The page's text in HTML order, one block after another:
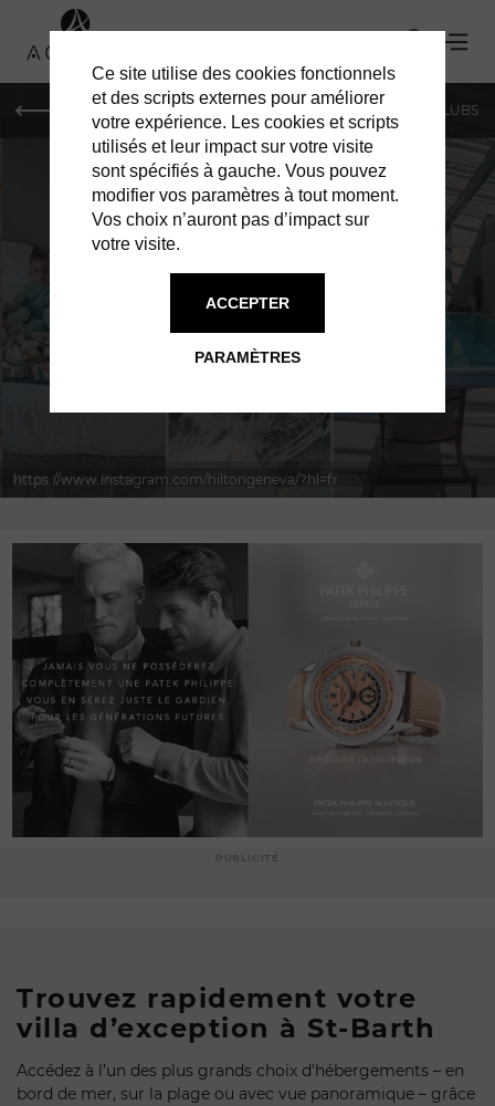
SHOPPING RESTAURANTS BARS & CLUBS
https://www.instagram.com/hiltongeneva/?hl=fr
Hilton Geneva Hotel
HÔTELS
Trouvez rapidement votre
villa d’exception à St-Barth
Accédez à l’un des plus grands choix d'hébergements – en
bord de mer, sur la plage ou avec vue panoramique – grâce
Ce site utilise des cookies fonctionnels
et des scripts externes pour améliorer
votre expérience. Les cookies et scripts
utilisés et leur impact sur votre visite
sont spécifiés à gauche. Vous pouvez
modifier vos paramètres à tout moment.
Vos choix n’auront pas d’impact sur
votre visite.
PARAMÈTRES
ACCEPTER